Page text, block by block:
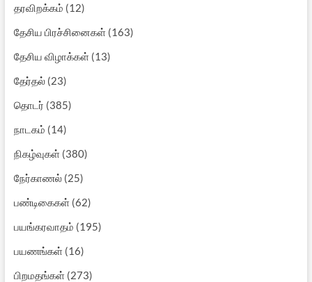
தரவிறக்கம் (12)
தேசிய பிரச்சினைகள்(163)
தேசிய விழாக்கள்(13)
தேர்தல்(23)
தொடர் (385)
நாடகம் (14)
நிகழ்வுகள்(380)
நேர்காணல்(25)
பண்டிகைகள்(62)
பயங்கரவாதம் (195)
பயணங்கள்(16)
பிறமதங்கள்(273)